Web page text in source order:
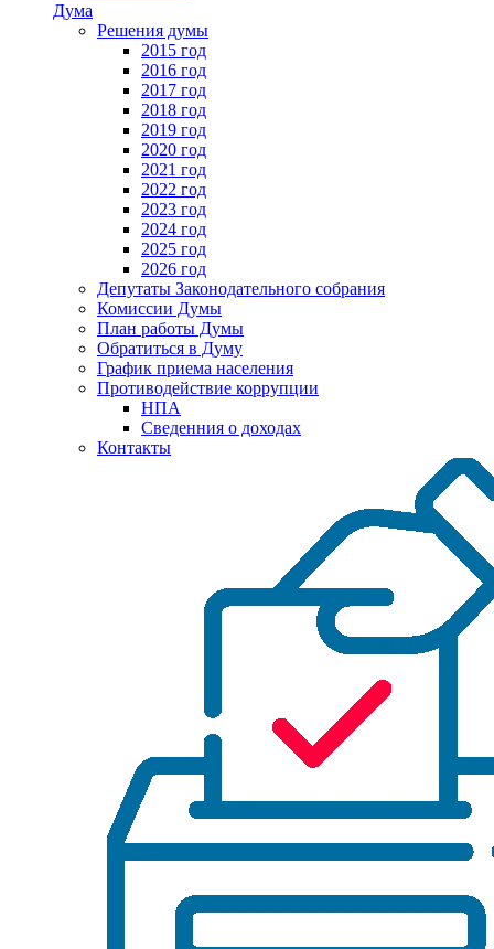
Дума
Решения думы
2015 год
2016 год
2017 год
2018 год
2019 год
2020 год
2021 год
2022 год
2023 год
2024 год
2025 год
2026 год
Депутаты Законодательного собрания
Комиссии Думы
План работы Думы
Обратиться в Думу
График приема населения
Противодействие коррупции
НПА
Сведенния о доходах
Контакты